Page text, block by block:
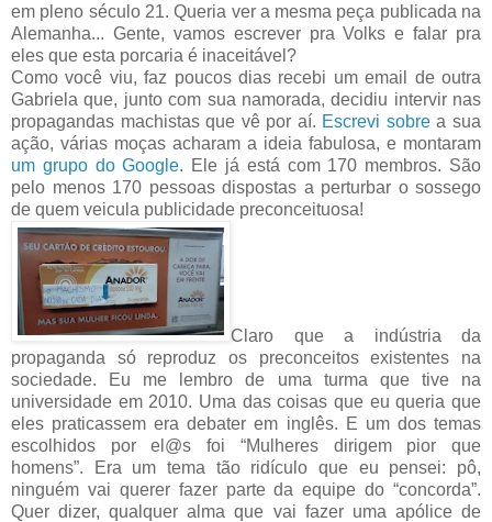
em pleno século 21. Queria ver a mesma peça publicada na
Alemanha... Gente, vamos escrever pra Volks e falar pra
eles que esta porcaria é inaceitável?
Como você viu, faz poucos dias recebi um email de outra
Gabriela que, junto com sua namorada, decidiu intervir nas
propagandas machistas que vê por aí. Escrevi sobrea sua
ação, várias moças acharam a ideia fabulosa, e montaram
um grupo do Google. Ele já está com 170 membros. São
pelo menos 170 pessoas dispostas a perturbar o sossego
de quem veicula publicidade preconceituosa!
Claro que a indústria da
propaganda só reproduz os preconceitos existentes na
sociedade. Eu me lembro de uma turma que tive na
universidade em 2010. Uma das coisas que eu queria que
eles praticassem era debater em inglês. E um dos temas
escolhidos por el@s foi “Mulheres dirigem pior que
homens”. Era um tema tão ridículo que eu pensei: pô,
ninguém vai querer fazer parte da equipe do “concorda”.
Quer dizer, qualquer alma que vai fazer uma apólice de